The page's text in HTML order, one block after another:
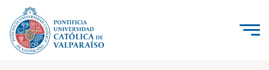
Click acá para ir directamente al contenido